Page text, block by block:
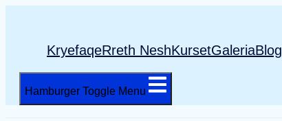
KryefaqeRreth NeshKursetGaleriaBlog
Hamburger Toggle Menu